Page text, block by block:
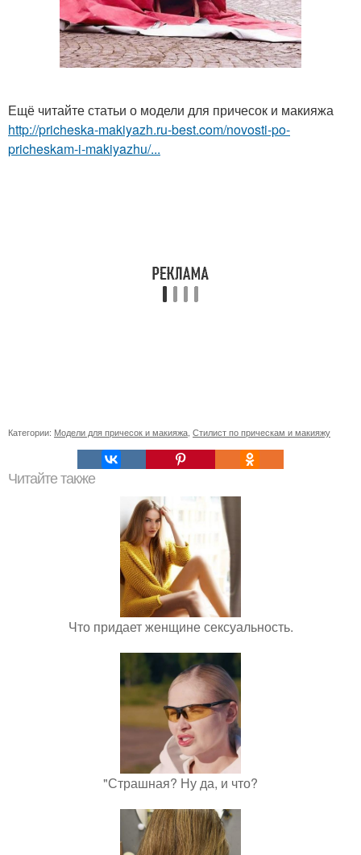
Ещё читайте статьи о модели для причесок и макияжа
http://pricheska-makiyazh.ru-best.com/novosti-po-
pricheskam-i-makiyazhu/...
Категории: Модели для причесок и макияжа Стилист по прическам и макияжу
Читайте также
Что придает женщине сексуальность.
"Страшная? Ну да, и что?